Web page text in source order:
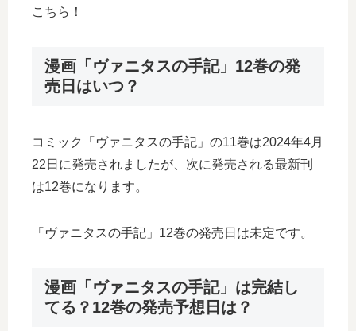
こちら！
漫画「ヴァニタスの手記」12巻の発
売日はいつ？
コミック「ヴァニタスの手記」の11巻は2024年4月
22日に発売されましたが、次に発売される最新刊
は12巻になります。
「ヴァニタスの手記」12巻の発売日は未定です。
漫画「ヴァニタスの手記」は完結し
てる？12巻の発売予想日は？